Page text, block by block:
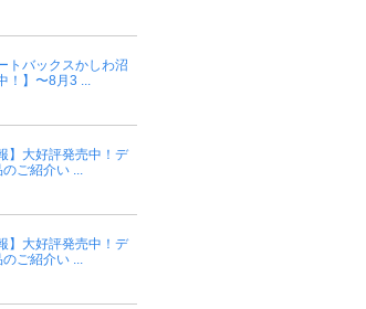
トバックスかしわ沼
！】〜8月3 ...
】大好評発売中！デ
ご紹介い ...
】大好評発売中！デ
ご紹介い ...